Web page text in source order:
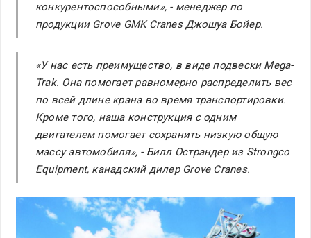
конкурентоспособными», - менеджер по
продукции Grove GMK Cranes Джошуа Бойер.
«У нас есть преимущество, в виде подвески Mega-
Trak. Она помогает равномерно распределить вес
по всей длине крана во время транспортировки.
Кроме того, наша конструкция с одним
двигателем помогает сохранить низкую общую
массу автомобиля», - Билл Острандер из Strongco
Equipment, канадский дилер Grove Cranes.